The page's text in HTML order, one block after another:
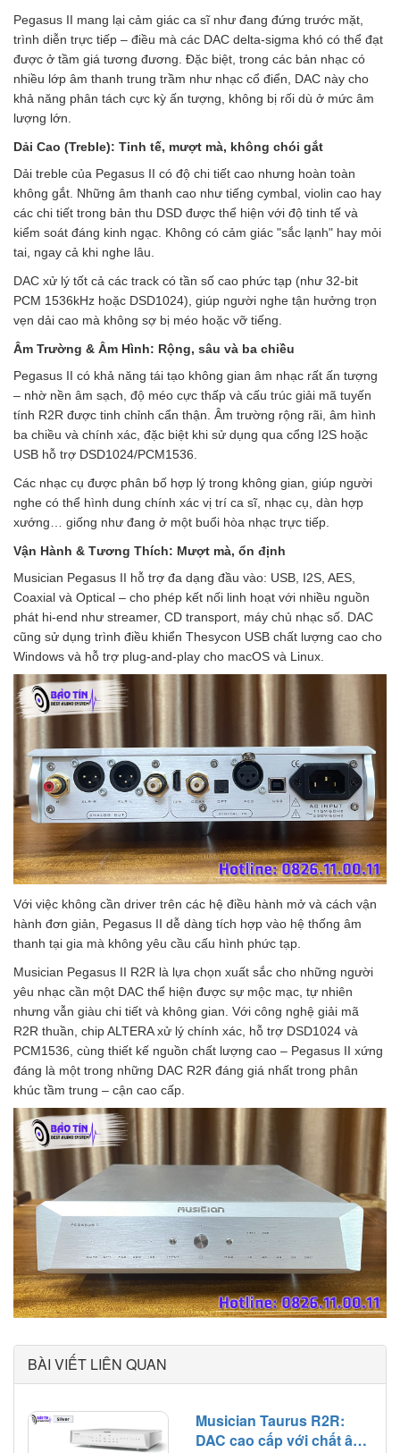
Pegasus II mang lại cảm giác ca sĩ như đang đứng trước mặt,
trình diễn trực tiếp – điều mà các DAC delta-sigma khó có thể đạt
được ở tầm giá tương đương. Đặc biệt, trong các bản nhạc có
nhiều lớp âm thanh trung trầm như nhạc cổ điển, DAC này cho
khả năng phân tách cực kỳ ấn tượng, không bị rối dù ở mức âm
lượng lớn.
Dải Cao (Treble): Tinh tế, mượt mà, không chói gắt
Dải treble của Pegasus II có độ chi tiết cao nhưng hoàn toàn
không gắt. Những âm thanh cao như tiếng cymbal, violin cao hay
các chi tiết trong bản thu DSD được thể hiện với độ tinh tế và
kiểm soát đáng kinh ngạc. Không có cảm giác "sắc lạnh" hay mỏi
tai, ngay cả khi nghe lâu.
DAC xử lý tốt cả các track có tần số cao phức tạp (như 32-bit
PCM 1536kHz hoặc DSD1024), giúp người nghe tận hưởng trọn
vẹn dải cao mà không sợ bị méo hoặc vỡ tiếng.
Âm Trường & Âm Hình: Rộng, sâu và ba chiều
Pegasus II có khả năng tái tạo không gian âm nhạc rất ấn tượng
– nhờ nền âm sạch, độ méo cực thấp và cấu trúc giải mã tuyến
tính R2R được tinh chỉnh cẩn thận. Âm trường rộng rãi, âm hình
ba chiều và chính xác, đặc biệt khi sử dụng qua cổng I2S hoặc
USB hỗ trợ DSD1024/PCM1536.
Các nhạc cụ được phân bố hợp lý trong không gian, giúp người
nghe có thể hình dung chính xác vị trí ca sĩ, nhạc cụ, dàn hợp
xướng… giống như đang ở một buổi hòa nhạc trực tiếp.
Vận Hành & Tương Thích: Mượt mà, ổn định
Musician Pegasus II hỗ trợ đa dạng đầu vào: USB, I2S, AES,
Coaxial và Optical – cho phép kết nối linh hoạt với nhiều nguồn
phát hi-end như streamer, CD transport, máy chủ nhạc số. DAC
cũng sử dụng trình điều khiển Thesycon USB chất lượng cao cho
Windows và hỗ trợ plug-and-play cho macOS và Linux.
Với việc không cần driver trên các hệ điều hành mở và cách vận
hành đơn giản, Pegasus II dễ dàng tích hợp vào hệ thống âm
thanh tại gia mà không yêu cầu cấu hình phức tạp.
Musician Pegasus II R2R là lựa chọn xuất sắc cho những người
yêu nhạc cần một DAC thể hiện được sự mộc mạc, tự nhiên
nhưng vẫn giàu chi tiết và không gian. Với công nghệ giải mã
R2R thuần, chip ALTERA xử lý chính xác, hỗ trợ DSD1024 và
PCM1536, cùng thiết kế nguồn chất lượng cao – Pegasus II xứng
đáng là một trong những DAC R2R đáng giá nhất trong phân
khúc tầm trung – cận cao cấp.
BÀI VIẾT LIÊN QUAN
Musician Taurus R2R:
DAC cao cấp với chất âm